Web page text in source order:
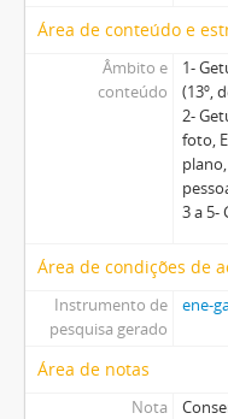
Área de conteúdo e
Âmbito e
conteúdo
1-
(13º,
2-
foto,
3 a 5-
Área de condições de
Instrumento de
pesquisa gerado
ene-
Área de notas
Nota